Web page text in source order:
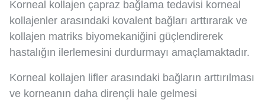
Korneal kollajen çapraz bağlama tedavisi korneal
kollajenler arasındaki kovalent bağları arttırarak ve
kollajen matriks biyomekaniğini güçlendirerek
hastalığın ilerlemesini durdurmayı amaçlamaktadır.
Korneal kollajen lifler arasındaki bağların arttırılması
ve korneanın daha dirençli hale gelmesi